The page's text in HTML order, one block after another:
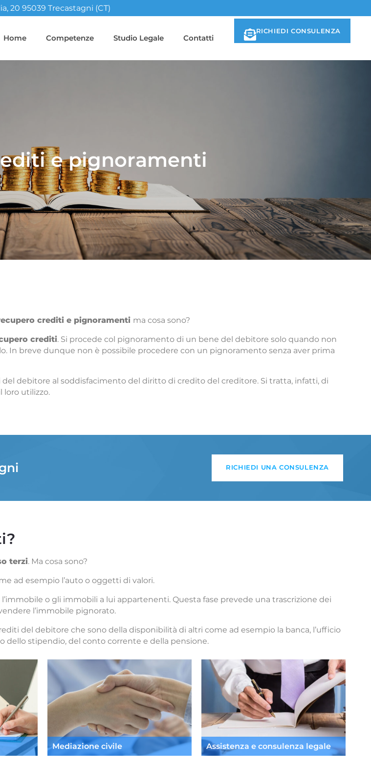
20 95039 Trecastagni (CT)
Home Competenze Studio Legale Contatti
RICHIEDI CONSULENZA
e pignoramenti
crediti e pignoramenti ma cosa sono?
crediti. Si procede col pignoramento di un bene del debitore solo quando non
In breve dunque non è possibile procedere con un pignoramento senza aver prima
debitore al soddisfacimento del diritto di credito del creditore. Si tratta, infatti, di
loro utilizzo.
RICHIEDI UNA CONSULENZA
terzi. Ma cosa sono?
ad esempio l’auto o oggetti di valori.
o gli immobili a lui appartenenti. Questa fase prevede una trascrizione dei
l’immobile pignorato.
del debitore che sono della disponibilità di altri come ad esempio la banca, l’ufficio
dello stipendio, del conto corrente e della pensione.
Mediazione civile Assistenza e consulenza legale